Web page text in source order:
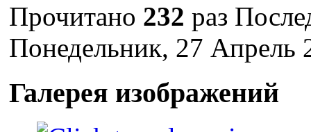
Прочитано 232 раз
Понедельник, 27 Апрель
Галерея изображений